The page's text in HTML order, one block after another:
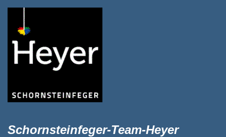
Schornsteinfeger-Team-Heyer